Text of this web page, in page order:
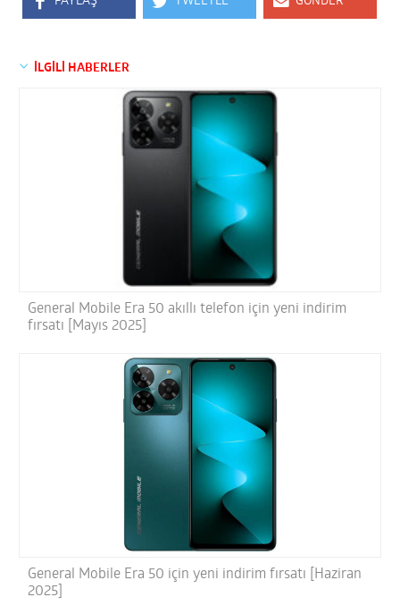
İLGİLİ HABERLER
General Mobile Era 50 akıllı telefon için yeni indirim
fırsatı [Mayıs 2025]
General Mobile Era 50 için yeni indirim fırsatı [Haziran
2025]